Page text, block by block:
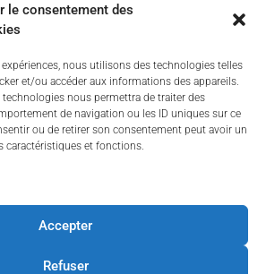
le consentement des
nous utilisons des technologies telles
et/ou accéder aux informations des appareils.
technologies nous permettra de traiter des
de navigation ou les ID uniques sur ce
ou de retirer son consentement peut avoir un
caractéristiques et fonctions.
Accepter
Refuser